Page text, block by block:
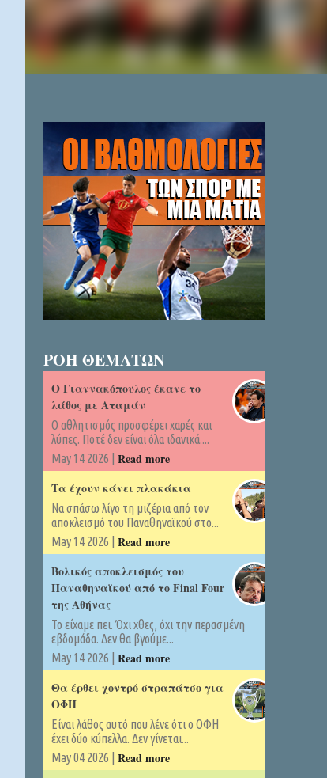
ΡΟΗ ΘΕΜΑΤΩΝ
Ο Γιαννακόπουλος έκανε το
λάθος με Αταμάν
Ο αθλητισμός προσφέρει χαρές και
λύπες. Ποτέ δεν είναι όλα ιδανικά....
May 14 2026 | Read more
Τα έχουν κάνει πλακάκια
Να σπάσω λίγο τη μιζέρια από τον
αποκλεισμό του Παναθηναϊκού στο...
May 14 2026 | Read more
Βολικός αποκλεισμός του
Παναθηναϊκού από το Final Four
της Αθήνας
Το είχαμε πει. Όχι χθες, όχι την περασμένη
εβδομάδα. Δεν θα βγούμε...
May 14 2026 | Read more
Θα έρθει χοντρό στραπάτσο για
ΟΦΗ
Είναι λάθος αυτό που λένε ότι ο ΟΦΗ
έχει δύο κύπελλα. Δεν γίνεται...
May 04 2026 | Read more